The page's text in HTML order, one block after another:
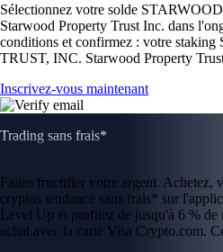
Sélectionnez votre solde
Starwood Property Trust Inc. dans
conditions et confirmez : votre
TRUST, INC. Starwood Property
Inscrivez-vous maintenant
Trading sans frais*
Faites fructifier votre argent. Achetez,
cryptos tendance sans frais* sur
Level Up et profitez de jusqu'à 6 % de
achat avec la carte Visa Crypto.com.